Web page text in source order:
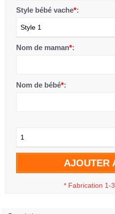
Style bébé vache*:
Style 1
Nom de maman*:
Nom de bébé*:
1
AJOUTER
* Fabrication 1-